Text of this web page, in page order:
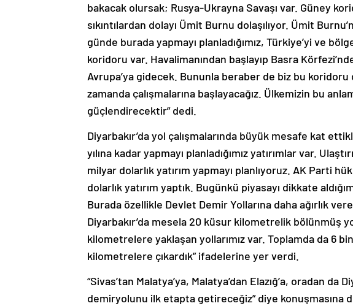
bakacak olursak; Rusya-Ukrayna Savaşı var. Güney
sıkıntılardan dolayı Ümit Burnu dolaşılıyor. Ümit
günde burada yapmayı planladığımız, Türkiye’yi ve
koridoru var. Havalimanından başlayıp Basra
Avrupa’ya gidecek. Bununla beraber de biz bu
zamanda çalışmalarına başlayacağız. Ülkemizin bu
güçlendirecektir” dedi.
Diyarbakır’da yol çalışmalarında büyük mesafe kat
yılına kadar yapmayı planladığımız yatırımlar var.
milyar dolarlık yatırım yapmayı planlıyoruz. AK Parti
dolarlık yatırım yaptık. Bugünkü piyasayı dikkate
Burada özellikle Devlet Demir Yollarına daha ağırlık
Diyarbakır’da mesela 20 küsur kilometrelik bölünmüş
kilometrelere yaklaşan yollarımız var. Toplamda da 6
kilometrelere çıkardık” ifadelerine yer verdi.
“Sivas’tan Malatya’ya, Malatya’dan Elazığ’a, oradan da
demiryolunu ilk etapta getireceğiz” diye konuşmasına